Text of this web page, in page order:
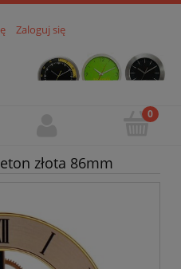
Zaloguj się
złota 86mm